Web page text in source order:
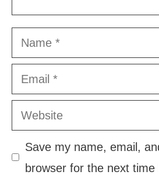
Name
Email
Website
Save my name, email,
browser for the next time